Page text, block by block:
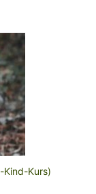
Kind-Kurs)